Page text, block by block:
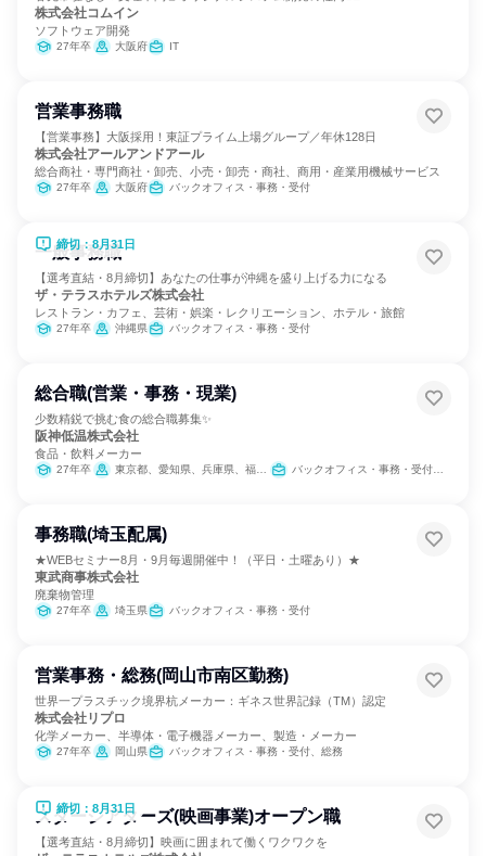
株式会社コムイン
ソフトウェア開発
27年卒 大阪府 IT
営業事務職
【営業事務】大阪採用！東証プライム上場グループ／年休128日
株式会社アールアンドアール
総合商社・専門商社・卸売、小売・卸売・商社、商用・産業用機械サービス
27年卒 大阪府 バックオフィス・事務・受付
締切：8月31日
一般事務職
【選考直結・8月締切】あなたの仕事が沖縄を盛り上げる力になる
ザ・テラスホテルズ株式会社
レストラン・カフェ、芸術・娯楽・レクリエーション、ホテル・旅館
27年卒 沖縄県 バックオフィス・事務・受付
総合職(営業・事務・現業)
少数精鋭で挑む食の総合職募集✨
阪神低温株式会社
食品・飲料メーカー
27年卒 東京都、愛知県、兵庫県、福岡県 バックオフィス・事務・受付、営業、製造・生産工程、SCM/生産管理/購買/物流、経理/税務/財務、人事、総務、広報/IR、商品企画、マーケティング・広告・宣伝
事務職(埼玉配属)
★WEBセミナー8月・9月毎週開催中！（平日・土曜あり）★
東武商事株式会社
廃棄物管理
27年卒 埼玉県 バックオフィス・事務・受付
営業事務・総務(岡山市南区勤務)
世界一プラスチック境界杭メーカー：ギネス世界記録（TM）認定
株式会社リプロ
化学メーカー、半導体・電子機器メーカー、製造・メーカー
27年卒 岡山県 バックオフィス・事務・受付、総務
締切：8月31日
スターシアターズ(映画事業)オープン職
【選考直結・8月締切】映画に囲まれて働くワクワクを